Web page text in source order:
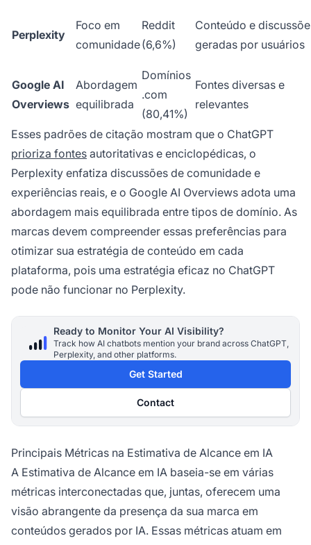
Perplexity
Foco em
comunidade
Reddit
(6,6%)
Conteúdo e
geradas por usuários
Google AI
Overviews
Abordagem
equilibrada
Domínios
.com
(80,41%)
Fontes diversas e
relevantes
Esses padrões de citação mostram que o ChatGPT
prioriza fontes autoritativas e enciclopédicas, o
Perplexity enfatiza discussões de comunidade e
experiências reais, e o Google AI Overviews adota uma
abordagem mais equilibrada entre tipos de domínio. As
marcas devem compreender essas preferências para
otimizar sua estratégia de conteúdo em cada
plataforma, pois uma estratégia eficaz no ChatGPT
pode não funcionar no Perplexity.
Ready to Monitor Your AI Visibility?
Track how AI chatbots mention your brand across ChatGPT,
Perplexity, and other platforms.
Get Started
Contact
Principais Métricas na Estimativa de Alcance em IA
A Estimativa de Alcance em IA baseia-se em várias
métricas interconectadas que, juntas, oferecem uma
visão abrangente da presença da sua marca em
conteúdos gerados por IA. Essas métricas atuam em